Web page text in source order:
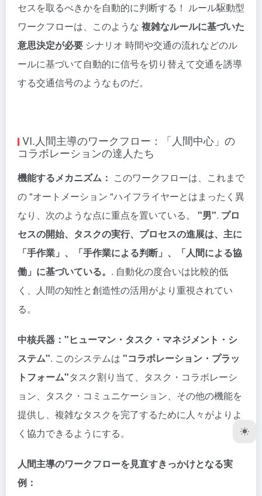
セスを取るべきかを自動的に判断する！ ルール駆動型
ワークフローは、このような 複雑なルールに基づいた
意思決定が必要 シナリオ 時間や交通の流れなどのル
ールに基づいて自動的に信号を切り替えて交通を誘導
する交通信号のようなものだ。
VI.人間主導のワークフロー：「人間中心」の
コラボレーションの達人たち
機能するメカニズム： このワークフローは、これまで
の "オートメーション "ハイフライヤーとはまったく異
なり、次のような点に重点を置いている。 "男". プロ
セスの開始、タスクの実行、プロセスの進展は、主に
「手作業」、「手作業による判断」、「人間による協
働」に基づいている。 . 自動化の度合いは比較的低
く、人間の知性と創造性の活用がより重視されてい
る。
中核兵器："ヒューマン・タスク・マネジメント・シ
ステム". このシステムは "コラボレーション・プラッ
トフォーム"タスク割り当て、タスク・コラボレーシ
ョン、タスク・コミュニケーション、その他の機能を
提供し、複雑なタスクを完了するために人々がよりよ
く協力できるようにする。
人間主導のワークフローを見直すきっかけとなる実
例：